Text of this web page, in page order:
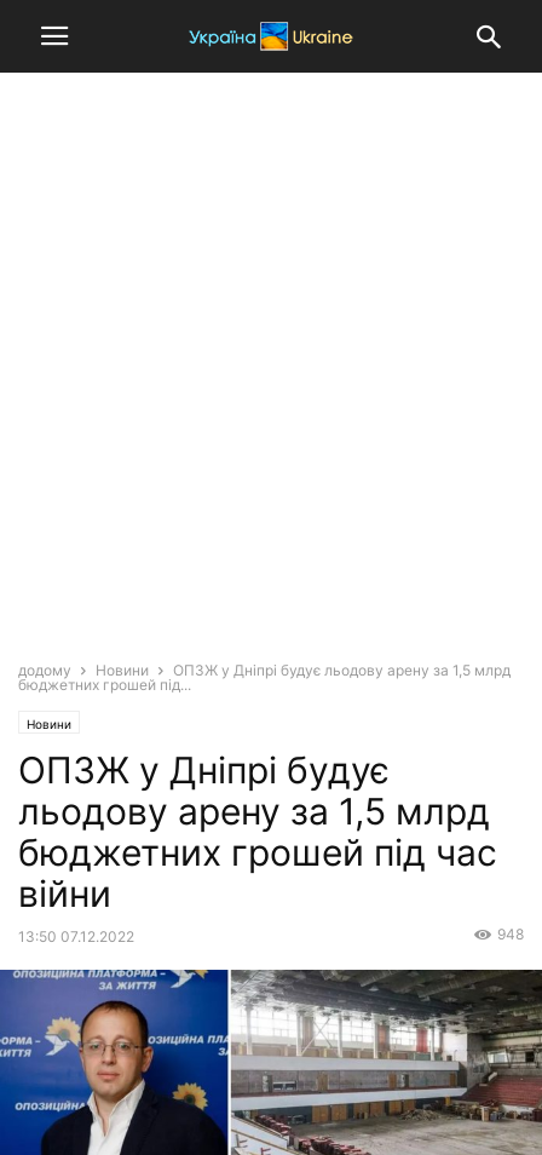
додому Новини
ОПЗЖ у Дніпрі будує льодову арену за 1,5 млрд
бюджетних грошей під...
Новини
ОПЗЖ у Дніпрі будує
льодову арену за 1,5 млрд
бюджетних грошей під час
війни
13:50 07.12.2022 948